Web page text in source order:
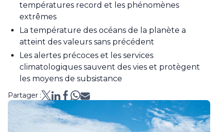
températures record et les phénomènes
extrêmes
La température des océans de la planète a
atteint des valeurs sans précédent
Les alertes précoces et les services
climatologiques sauvent des vies et protègent
les moyens de subsistance
Partager :